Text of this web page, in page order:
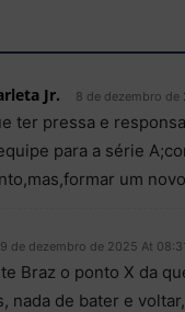
Jr. 8 de dezembro de
ter pressa e
para a série
um
9 de dezembro de 2025 At
Braz o ponto X da
nada de bater e